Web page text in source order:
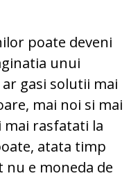
poate deveni
unui
gasi solutii mai
mai noi si mai
mai rasfatati la
atata timp
nu e moneda de